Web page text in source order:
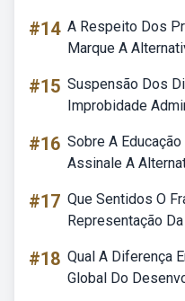
#14 A Respeito Dos
Marque A
#15 Suspensão Dos
Improbidade
#16 Sobre A
Assinale A
#17 Que Sentidos O
Representação
#18 Qual A Diferença
Global Do